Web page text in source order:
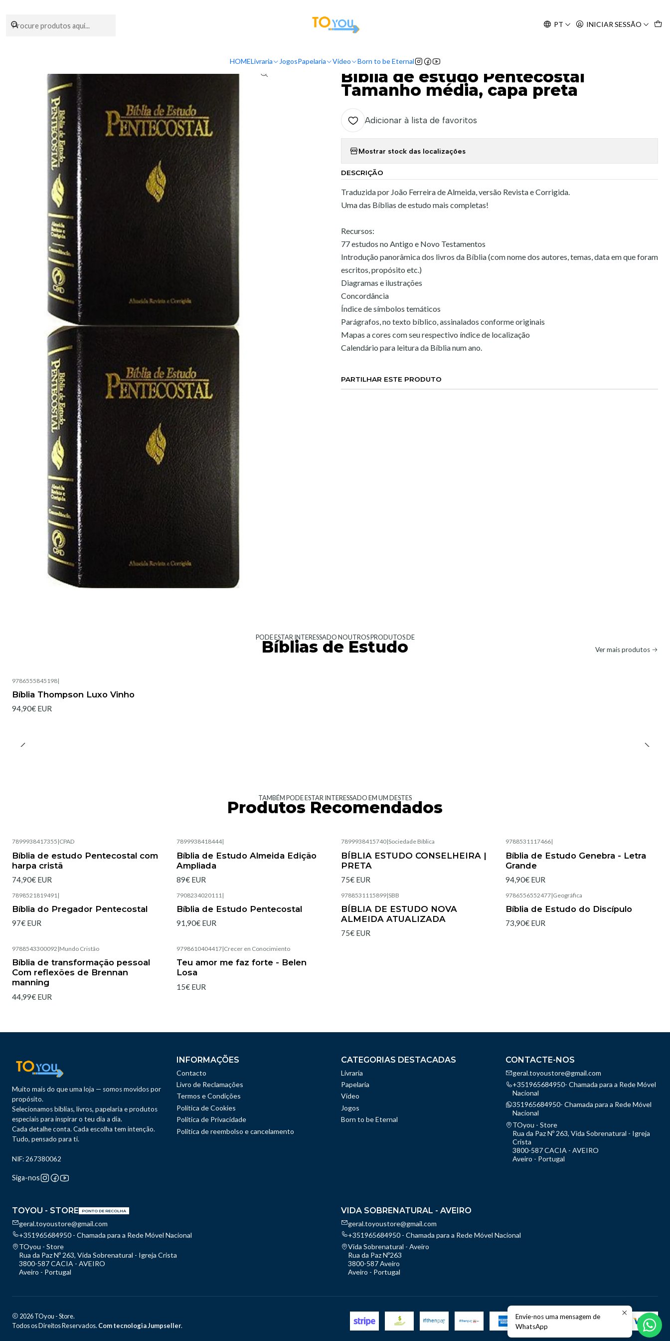
PT INICIAR SESSÃO
HOMELivraria JogosPapelaria Vídeo Born to be Eternal
Bíblia de estudo Pentecostal Tamanho média, capa preta
|
Bíblia de estudo Pentecostal
Tamanho média, capa preta
Adicionar à lista de favoritos
Mostrar stock das localizações
DESCRIÇÃO
Traduzida por João Ferreira de Almeida, versão Revista e Corrigida.
Uma das Bíblias de estudo mais completas!
Recursos:
77 estudos no Antigo e Novo Testamentos
Introdução panorâmica dos livros da Bíblia (com nome dos autores, temas, data em que foram
escritos, propósito etc.)
Diagramas e ilustrações
Concordância
Índice de símbolos temáticos
Parágrafos, no texto bíblico, assinalados conforme originais
Mapas a cores com seu respectivo índice de localização
Calendário para leitura da Bíblia num ano.
PARTILHAR ESTE PRODUTO
PODE ESTAR INTERESSADO NOUTROS PRODUTOS DE
Bíblias de Estudo Ver mais produtos
9786555845198|
Bíblia Thompson Luxo Vinho
94,90€ EUR
TAMBÉM PODE ESTAR INTERESSADO EM UM DESTES
Produtos Recomendados
7899938417355 |CPAD
Bíblia de estudo Pentecostal com
harpa cristã
74,90€ EUR
7899938418444|
Bíblia de Estudo Almeida Edição
Ampliada
89€ EUR
7899938415740|Sociedade Bíblica
BÍBLIA ESTUDO CONSELHEIRA |
PRETA
75€ EUR
9788531117466|
Bíblia de Estudo Genebra - Letra
Grande
94,90€ EUR
7898521819491 |
Bíblia do Pregador Pentecostal
97€ EUR
7908234020111 |
Bíblia de Estudo Pentecostal
91,90€ EUR
9788531115899|SBB
BÍBLIA DE ESTUDO NOVA
ALMEIDA ATUALIZADA
75€ EUR
9786556552477|Geográfica
Bíblia de Estudo do Discípulo
73,90€ EUR
9788543300092 |Mundo Cristão
Bíblia de transformação pessoal
Com reflexões de Brennan
manning
44,99€ EUR
9798610404417|Crecer en Conocimiento
Teu amor me faz forte - Belen
Losa
15€ EUR
Muito mais do que uma loja — somos movidos por
propósito.
Selecionamos bíblias, livros, papelaria e produtos
especiais para inspirar o teu dia a dia.
Cada detalhe conta. Cada escolha tem intenção.
Tudo, pensado para ti.
NIF: 267380062
Siga-nos
INFORMAÇÕES
Contacto
Livro de Reclamações
Termos e Condições
Política de Cookies
Política de Privacidade
Politica de reembolso e cancelamento
CATEGORIAS DESTACADAS
Livraria
Papelaria
Vídeo
Jogos
Born to be Eternal
CONTACTE-NOS
geral.toyoustore@gmail.com
+351965684950- Chamada para a Rede Móvel
Nacional
351965684950- Chamada para a Rede Móvel
Nacional
TOyou - Store
Rua da Paz Nº 263, Vida Sobrenatural - Igreja
Crista
3800-587 CACIA - AVEIRO
Aveiro - Portugal
TOYOU - STORE PONTO DE RECOLHA
geral.toyoustore@gmail.com
+351965684950 - Chamada para a Rede Móvel Nacional
TOyou - Store
Rua da Paz Nº 263, Vida Sobrenatural - Igreja Crista
3800-587 CACIA - AVEIRO
Aveiro - Portugal
VIDA SOBRENATURAL - AVEIRO
geral.toyoustore@gmail.com
+351965684950 - Chamada para a Rede Móvel Nacional
Vida Sobrenatural - Aveiro
Rua da Paz Nº263
3800-587 Aveiro
Aveiro - Portugal
2026 TOyou - Store.
Todos os Direitos Reservados. Com tecnologia Jumpseller.
Envie-nos uma mensagem de
WhatsApp